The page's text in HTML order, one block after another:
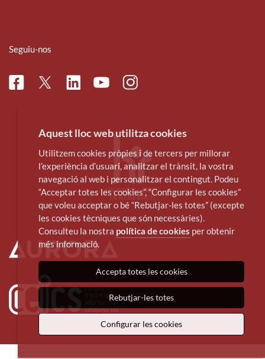
Seguiu-nos
FacebookTwitterLinkedinYoutubeInstagram
Aquest lloc web utilitza cookies
Utilitzem cookies pròpies i de tercers per millorar
l’experiència d’usuari, analitzar el trànsit, la vostra
navegació al web i personalitzar el contingut. Podeu
“Acceptar totes les cookies”, “Configurar les cookies”
que voleu acceptar o bé “Rebutjar-les totes” (excepte
les cookies tècniques que són necessàries).
Consulteu la nostra política de cookies per obtenir
més informació.
Accepta totes les cookies
Rebutjar-les totes
Configurar les cookies